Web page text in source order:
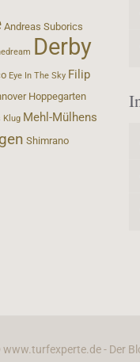
Andreas Suborics
Derby
Eye In The Sky Filip
Hoppegarten
Klug Mehl-Mülhens
Shimrano
www.turfexperte.de - Der